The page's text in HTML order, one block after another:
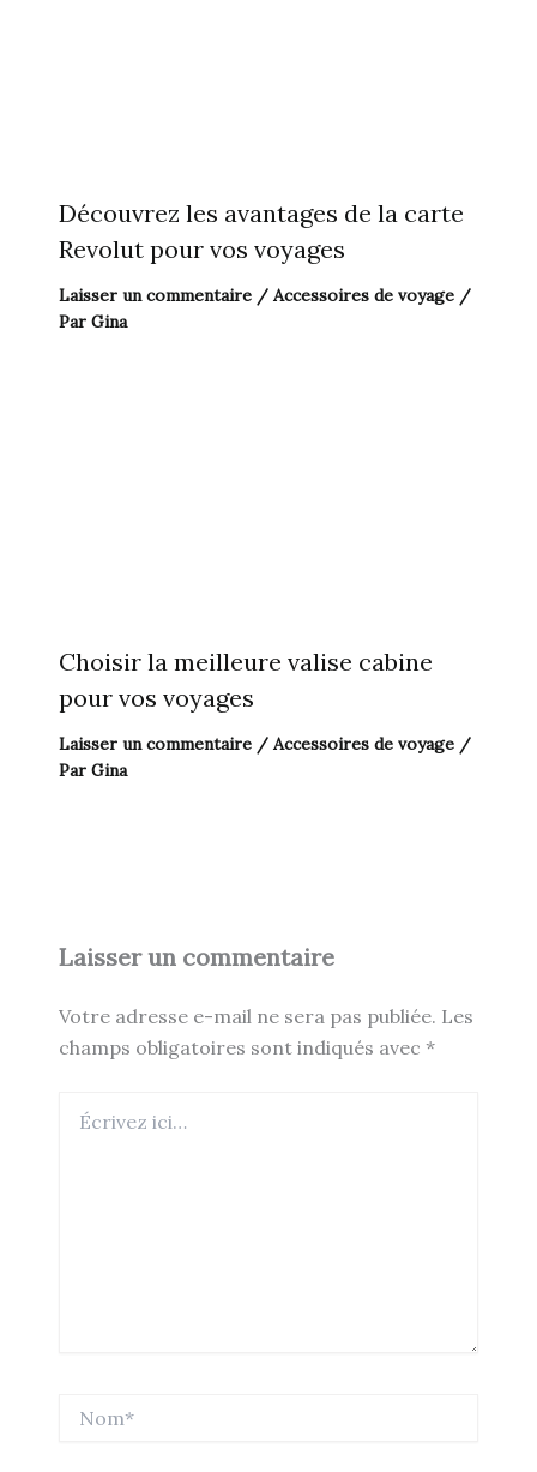
Découvrez les avantages de la carte
Revolut pour vos voyages
Laisser un commentaire / Accessoires de voyage/
Par Gina
Choisir la meilleure valise cabine
pour vos voyages
Laisser un commentaire / Accessoires de voyage/
Par Gina
Laisser un commentaire
Votre adresse e-mail ne sera pas publiée. Les
champs obligatoires sont indiqués avec *
ici…